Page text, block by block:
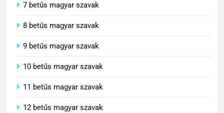
7 betűs magyar szavak
8 betűs magyar szavak
9 betűs magyar szavak
10 betűs magyar szavak
11 betűs magyar szavak
12 betűs magyar szavak